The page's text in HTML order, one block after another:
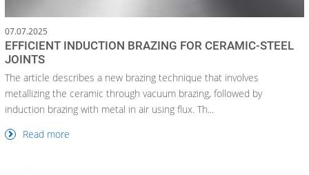
07.07.2025
EFFICIENT INDUCTION BRAZING FOR CERAMIC-STEEL
JOINTS
The article describes a new brazing technique that involves
metallizing the ceramic through vacuum brazing, followed by
induction brazing with metal in air using flux. Th...
Read more